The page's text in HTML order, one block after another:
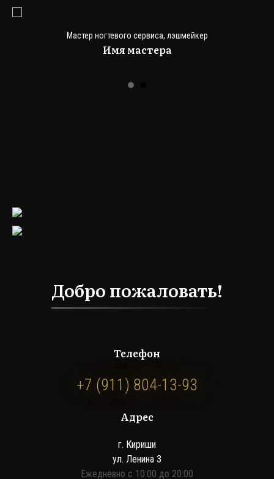
Мастер ногтевого сервиса, лэшмейкер
Имя мастера
Добро пожаловать!
Телефон
+7 (911) 804-13-93
Адрес
г. Кириши
ул. Ленина 3
Ежедневно с 10:00 до 20:00